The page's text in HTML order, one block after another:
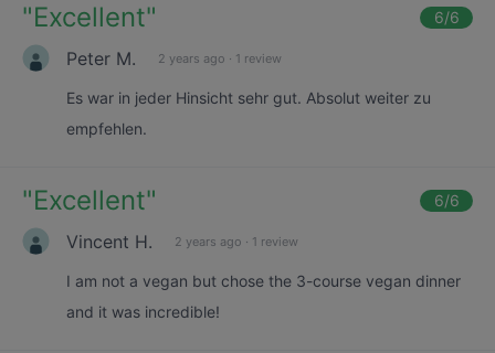
"Excellent" 6/6
Peter M. 2 years ago · 1 review
Es war in jeder Hinsicht sehr gut. Absolut weiter zu
empfehlen.
"Excellent" 6/6
Vincent H. 2 years ago · 1 review
I am not a vegan but chose the 3-course vegan dinner
and it was incredible!